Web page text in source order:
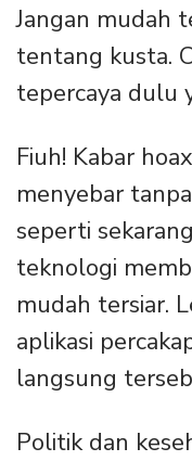
Jangan mudah
tentang kusta.
tepercaya dulu
Fiuh! Kabar
menyebar
seperti
teknologi
mudah tersiar.
aplikasi
langsung
Politik dan